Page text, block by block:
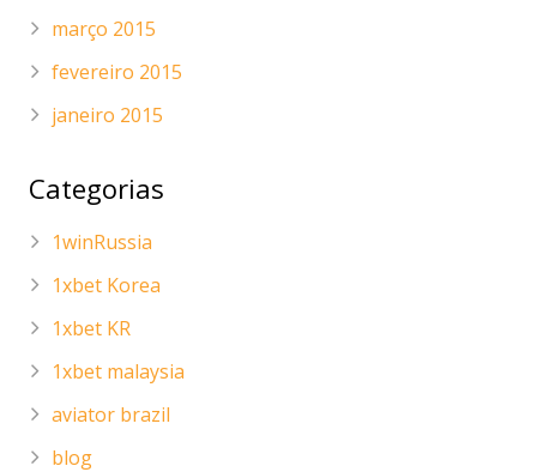
março 2015
fevereiro 2015
janeiro 2015
Categorias
1winRussia
1xbet Korea
1xbet KR
1xbet malaysia
aviator brazil
blog